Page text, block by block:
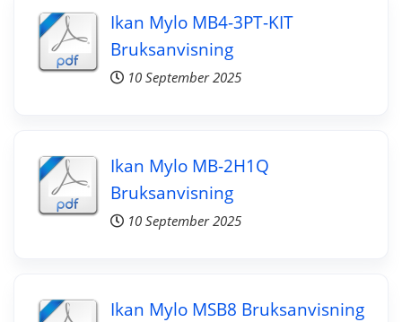
Ikan Mylo MB4-3PT-KIT
Bruksanvisning
10 September 2025
Ikan Mylo MB-2H1Q
Bruksanvisning
10 September 2025
Ikan Mylo MSB8 Bruksanvisning